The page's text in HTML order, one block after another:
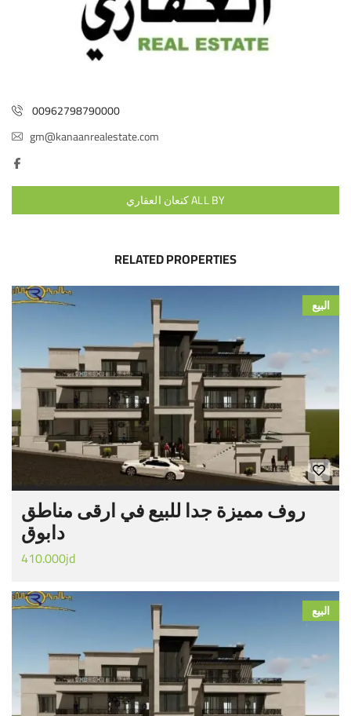
00962798790000
gm@kanaanrealestate.com
ALL BY كنعان العقاري
RELATED PROPERTIES
البيع
روف مميزة جدا للبيع في ارقى مناطق
دابوق
410.000jd
البيع